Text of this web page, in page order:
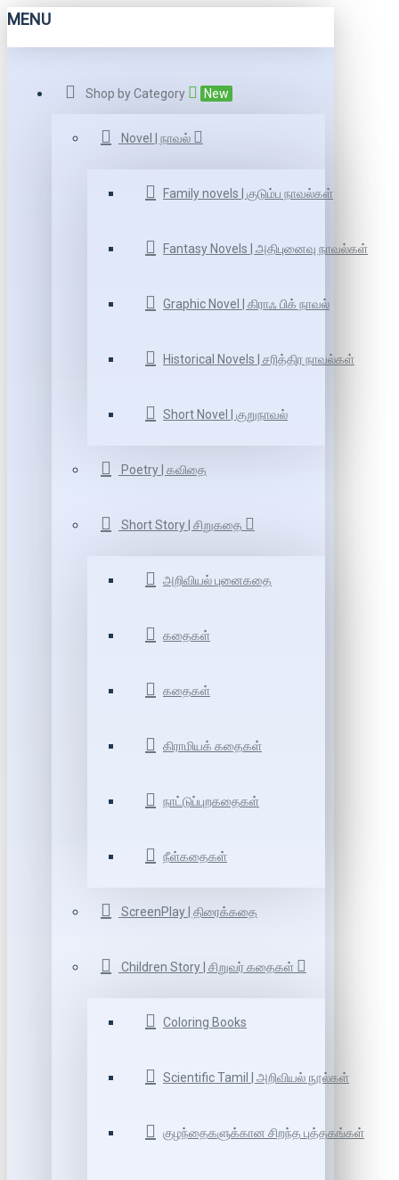
MENU
Shop by Category New
Novel | நாவல்
Family novels | குடும்ப நாவல்கள்
Fantasy Novels | அதிபுனைவு நாவல்கள்
Graphic Novel | கிராஃ பிக் நாவல்
Historical Novels | சரித்திர நாவல்கள்
Short Novel | குறுநாவல்
Poetry | கவிதை
Short Story | சிறுகதை
அறிவியல் புனைகதை
கதைகள்
கதைகள்
கிராமியக் கதைகள்
நாட்டுப்புறகதைகள்
நீள்கதைகள்
ScreenPlay | திரைக்கதை
Children Story | சிறுவர் கதைகள்
Coloring Books
Scientific Tamil | அறிவியல் நூல்கள்
குழந்தைகளுக்கான சிறந்த புத்தகங்கள்